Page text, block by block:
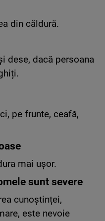
din căldură.
dese, dacă persoana
pe frunte, ceafă,
mai ușor.
sunt severe
cunoștinței,
este nevoie